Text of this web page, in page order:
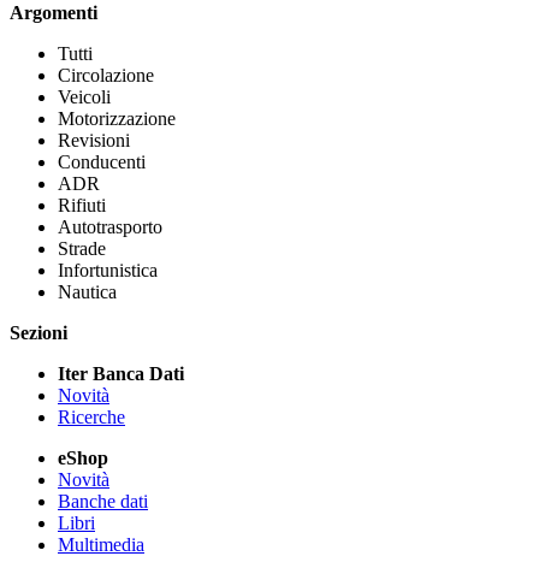
Argomenti
Tutti
Circolazione
Veicoli
Motorizzazione
Revisioni
Conducenti
ADR
Rifiuti
Autotrasporto
Strade
Infortunistica
Nautica
Sezioni
Iter Banca Dati
Novità
Ricerche
eShop
Novità
Banche dati
Libri
Multimedia